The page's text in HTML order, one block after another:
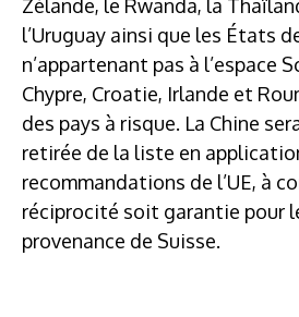
Zélande, le Rwanda, la
l’Uruguay ainsi que les États
n’appartenant pas à l’espace
Chypre, Croatie, Irlande et
des pays à risque. La Chine
retirée de la liste en
recommandations de l’UE, à
réciprocité soit garantie pour
provenance de Suisse.